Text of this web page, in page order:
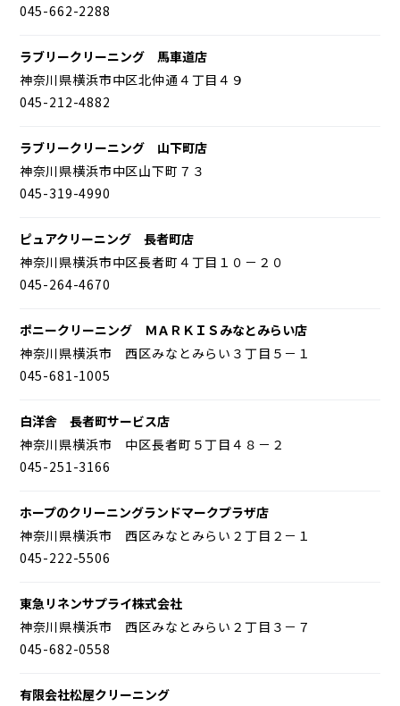
045-662-2288
ラブリークリーニング 馬車道店
神奈川県横浜市中区北仲通４丁目４９
045-212-4882
ラブリークリーニング 山下町店
神奈川県横浜市中区山下町７３
045-319-4990
ピュアクリーニング 長者町店
神奈川県横浜市中区長者町４丁目１０－２０
045-264-4670
ポニークリーニング ＭＡＲＫＩＳみなとみらい店
神奈川県横浜市 西区みなとみらい３丁目５－１
045-681-1005
白洋舎 長者町サービス店
神奈川県横浜市 中区長者町５丁目４８－２
045-251-3166
ホープのクリーニングランドマークプラザ店
神奈川県横浜市 西区みなとみらい２丁目２－１
045-222-5506
東急リネンサプライ株式会社
神奈川県横浜市 西区みなとみらい２丁目３－７
045-682-0558
有限会社松屋クリーニング